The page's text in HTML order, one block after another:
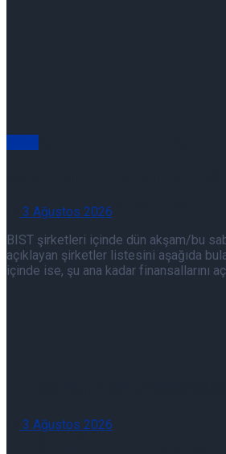
Sonuçları
İş Varant Raporu: İş
3 Ağustos 2026
BIST şirketleri içinde dün akşam/bu
açıklayan şirketler listesini aşağıda
içinde ise, şu ana kadar finansallarını
3 Ağustos 2026